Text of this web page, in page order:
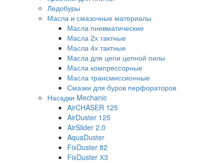
Ледобуры
Масла и смазочные материалы
Масла пневматические
Масла 2х тактные
Масла 4х тактные
Масла для цепи цепной пилы
Масла компрессорные
Масла трансмиссионные
Смазки для буров перфораторов
Насадки Mechanic
AirCHASER 125
AirDuster 125
AirSlider 2.0
AquaDuster
FixDuster 82
FixDuster Х3